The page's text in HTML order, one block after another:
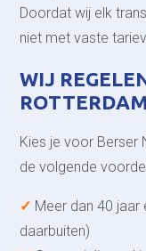
Doordat wij elk
niet met vaste
WIJ
ROTTERDAM
Kies je voor Berser
de volgende
✓ Meer dan 40 jaar
daarbuiten)